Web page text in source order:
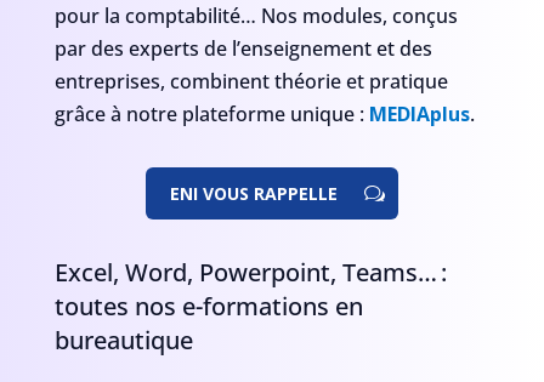
pour la comptabilité… Nos modules, conçus
par des experts de l’enseignement et des
entreprises, combinent théorie et pratique
grâce à notre plateforme unique : MEDIAplus.
ENI VOUS RAPPELLE
Excel, Word, Powerpoint, Teams… :
toutes nos e-formations en
bureautique